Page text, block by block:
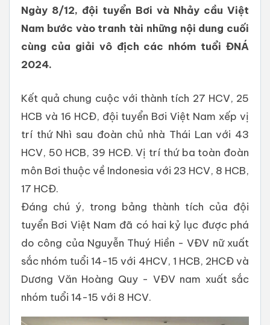
Ngày 8/12, đội tuyển Bơi và Nhảy cầu Việt
Nam bước vào tranh tài những nội dung cuối
cùng của giải vô địch các nhóm tuổi ĐNÁ
2024.
Kết quả chung cuộc với thành tích 27 HCV, 25
HCB và 16 HCĐ, đội tuyển Bơi Việt Nam xếp vị
trí thứ Nhì sau đoàn chủ nhà Thái Lan với 43
HCV, 50 HCB, 39 HCĐ. Vị trí thứ ba toàn đoàn
môn Bơi thuộc về Indonesia với 23 HCV, 8 HCB,
17 HCĐ.
Đáng chú ý, trong bảng thành tích của đội
tuyển Bơi Việt Nam đã có hai kỷ lục được phá
do công của Nguyễn Thuý Hiền - VĐV nữ xuất
sắc nhóm tuổi 14-15 với 4HCV, 1 HCB, 2HCĐ và
Dương Văn Hoàng Quy - VĐV nam xuất sắc
nhóm tuổi 14-15 với 8 HCV.